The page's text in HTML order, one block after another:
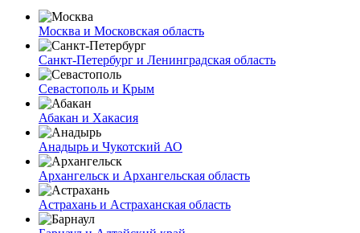
Москва и Московская область
Санкт-Петербург и Ленинградская область
Севастополь и Крым
Абакан и Хакасия
Анадырь и Чукотский АО
Архангельск и Архангельская область
Астрахань и Астраханская область